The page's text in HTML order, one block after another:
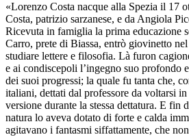
«Lorenzo Costa nacque alla Spezia il 17
Costa, patrizio sarzanese, e da Angiola
Ricevuta in famiglia la prima educazione
Carro, prete di Biassa, entrò giovinetto
studiare lettere e filosofia. Là furon
e ai condiscepoli l’ingegno suo profondo
dei suoi progressi; la quale fu tanta che,
italiani, dettati dal professore da voltarsi
versione durante la stessa dettatura. E fin
natura lo aveva dotato di forte e calda
agitavano i fantasmi siffattamente, che